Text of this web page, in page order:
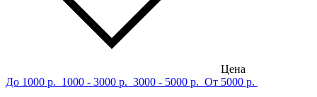
Цена
До 1000 р. 1000 - 3000 р. 3000 - 5000 р. От 5000 р.